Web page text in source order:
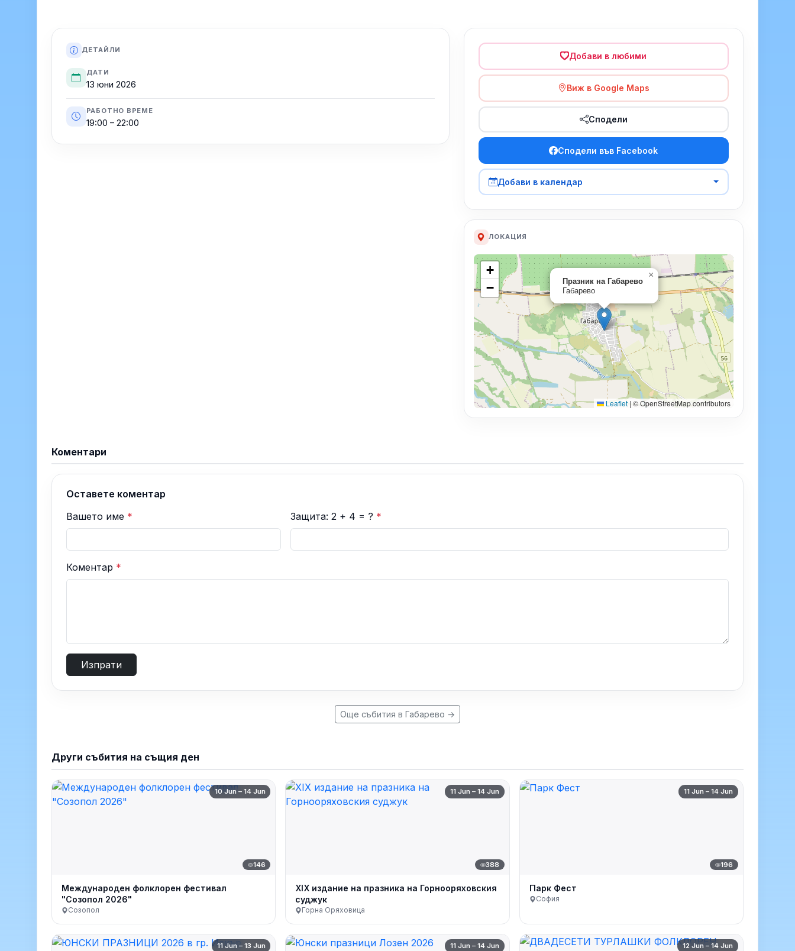
ДЕТАЙЛИ
ДАТИ
13 юни 2026
РАБОТНО ВРЕМЕ
19:00 – 22:00
Добави в любими
Виж в Google Maps
Сподели
Сподели във Facebook
Добави в календар
ЛОКАЦИЯ
Празник на Габарево
Габарево
×
+
−
Leaflet | © OpenStreetMap contributors
Коментари
Оставете коментар
Вашето име * Защита: 2 + 4 = ? *
Коментар *
Изпрати
Още събития в Габарево →
Други събития на същия ден
10 Jun – 14 Jun
146
Международен фолклорен фестивал
"Созопол 2026"
Созопол
11 Jun – 14 Jun
388
XIX издание на празника на Горнооряховския
суджук
Горна Оряховица
11 Jun – 14 Jun
196
Парк Фест
София
11 Jun – 13 Jun 11 Jun – 14 Jun 12 Jun – 14 Jun